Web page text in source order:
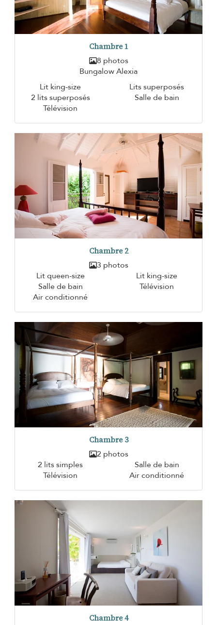
Chambre 1
8 photos
Bungalow Alexia
Lit king-size
Lits superposés
2 lits superposés
Salle de bain
Télévision
Chambre 2
3 photos
Lit queen-size
Lit king-size
Salle de bain
Télévision
Air conditionné
Chambre 3
2 photos
2 lits simples
Salle de bain
Télévision
Air conditionné
Chambre 4